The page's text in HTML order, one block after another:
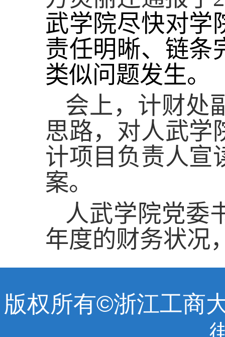
武学院尽快对学
责任明晰、链条
类似问题发生。
会上， 计财处
思路，对人武学
计项目负责人宣
案。
人武学院党委
年度的财务状况
版权所有©浙江工商